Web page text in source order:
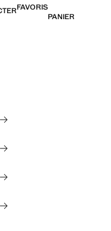
FAVORIS
PANIER